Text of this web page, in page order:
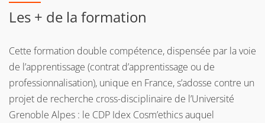
de la validation des missions proposées par le
responsable de la formation.
Quelques précisions concernant votre candidature :
Vous devez vous créer un compte sur e-candidat. Les
dossiers sont dématérialisés : rien à envoyer. Tous les
documents correspondants à une demande de pièce
jointe doivent être contenus dansun fichier pdf
Publics en formation continue : Possibilité de déposer
un dossier de validation : VAE (Validation des acquis de
professionnels et personnels)...
Les + de la formation
Cette formation double compétence, dispensée par la voie
de l’apprentissage (contrat d’apprentissage ou de
professionnalisation), unique en France, s’adosse contre un
projet de recherche cross-disciplinaire de l’Université
Grenoble Alpes : le CDP Idex Cosm’ethics auquel